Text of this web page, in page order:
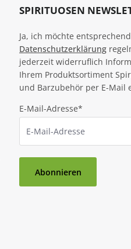
SPIRITUOSEN
Ja, ich möchte
Datenschutzerklärung
jederzeit widerruflich
Ihrem Produktsortiment
und Barzubehör per E-Mail
E-Mail-Adresse*
Abonnieren